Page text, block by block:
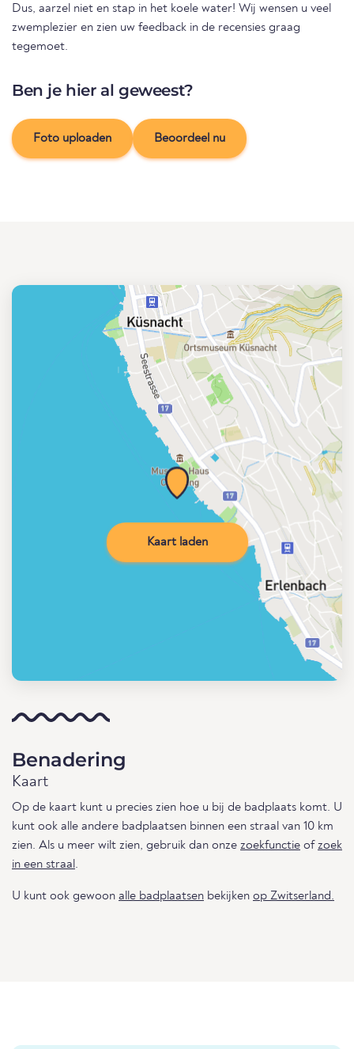
Dus, aarzel niet en stap in het koele water! Wij wensen u veel
zwemplezier en zien uw feedback in de recensies graag
tegemoet.
Ben je hier al geweest?
Foto uploaden Beoordeel nu
Kaart laden
Benadering
Kaart
Op de kaart kunt u precies zien hoe u bij de badplaats komt. U
kunt ook alle andere badplaatsen binnen een straal van 10 km
zien. Als u meer wilt zien, gebruik dan onze zoekfunctie ofzoek
in een straal.
U kunt ook gewoon alle badplaatsen bekijken op Zwitserland.